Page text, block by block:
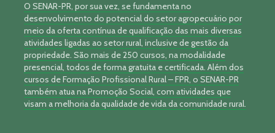
O SENAR-PR, por sua vez, se fundamenta no
desenvolvimento do potencial do setor agropecuário por
meio da oferta contínua de qualificação das mais diversas
atividades ligadas ao setor rural, inclusive de gestão da
propriedade. São mais de 250 cursos, na modalidade
presencial, todos de forma gratuita e certificada. Além dos
cursos de Formação Profissional Rural – FPR, o SENAR-PR
também atua na Promoção Social, com atividades que
visam a melhoria da qualidade de vida da comunidade rural.